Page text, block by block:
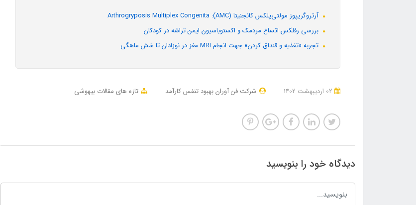
آرتروگریپوز مولتی‌پلکس کانجنیتا (AMC): Arthrogryposis Multiplex Congenita
بررسی رفلکس اتساع مردمک و اکستوباسیون ایمن تراشه در کودکان
تجربه «تغذیه و قنداق کردن» جهت انجام MRI مغز در نوزادان تا شش ماهگی
شرکت فن آوران بهبود تنفس کارآمد تازه های مقالات بیهوشی
دیدگاه خود را بنویسید